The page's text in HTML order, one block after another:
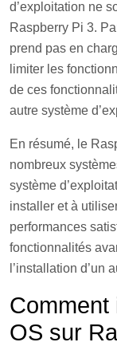
d’exploitation ne
Raspberry Pi 3.
prend pas en
limiter les
de ces
autre système
En résumé, le
nombreux
système
installer et à
performances
fonctionnalités
l’installation d’un
Comment
OS sur